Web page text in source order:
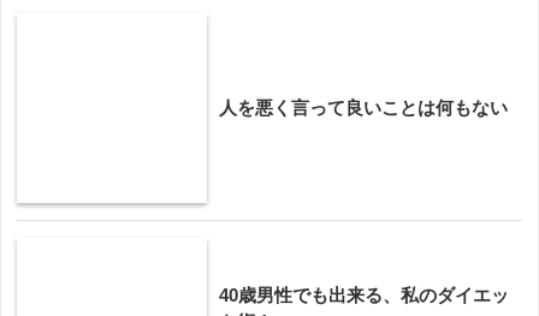
人を悪く言って良いことは何もない
40歳男性でも出来る、私のダイエッ